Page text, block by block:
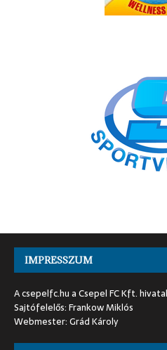
IMPRESSZUM
A csepelfc.hu a Csepel FC Kft.
Sajtófelelős: Frankow Miklós
Webmester: Grád Károly